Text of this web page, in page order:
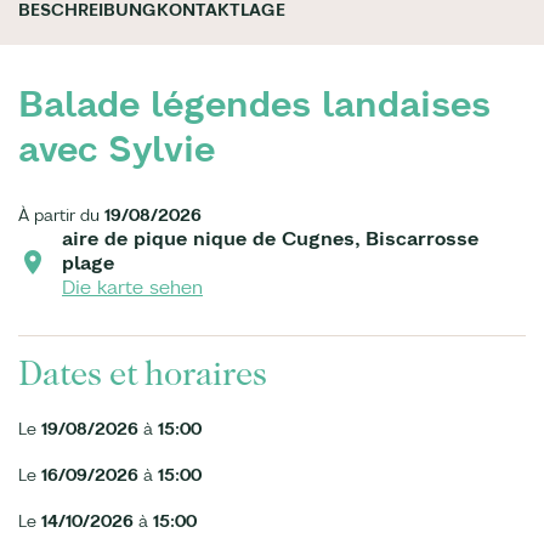
BESCHREIBUNGKONTAKTLAGE
Balade légendes landaises
avec Sylvie
À partir du 19/08/2026
aire de pique nique de Cugnes, Biscarrosse
plage
Die karte sehen
Dates et horaires
Le 19/08/2026 à 15:00
Le 16/09/2026 à 15:00
Le 14/10/2026 à 15:00